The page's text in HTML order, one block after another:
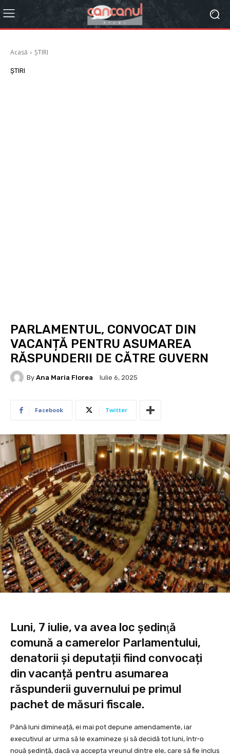
Acasă ȘTIRI
ȘTIRI
PARLAMENTUL, CONVOCAT DIN
VACANȚĂ PENTRU ASUMAREA
RĂSPUNDERII DE CĂTRE GUVERN
By Ana Maria Florea Iulie 6, 2025
Facebook Twitter
Luni, 7 iulie, va avea loc şedinţă
comună a camerelor Parlamentului,
denatorii și deputații fiind convocați
din vacanță pentru asumarea
răspunderii guvernului pe primul
pachet de măsuri fiscale.
Până luni dimineață, ei mai pot depune amendamente, iar
executivul ar urma să le examineze și să decidă tot luni, într-o
nouă ședință, dacă va accepta vreunul dintre ele, care să fie inclus